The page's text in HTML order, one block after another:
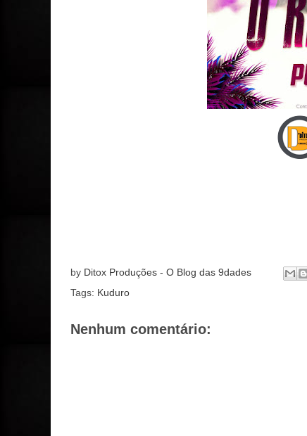
by Ditox Produções - O Blog das 9dades
Tags: Kuduro
Nenhum comentário: